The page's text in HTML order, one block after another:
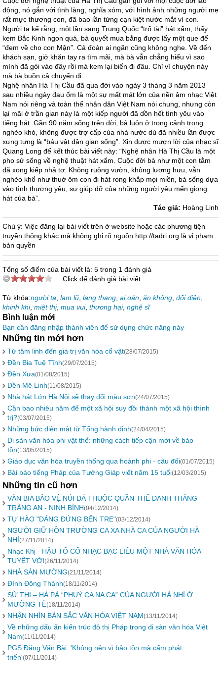
động, nó gắn với tình làng, nghĩa xóm, với hình ảnh những người mẹ
rất mực thương con, đã bao lần từng cạn kiệt nước mắt vì con.
Người ta kể rằng, một lần sang Trung Quốc “trổ tài” hát xẩm, thấy
kem Bắc Kinh ngon quá, bà quyết mua bằng được lấy một que để
“đem về cho con Mận”. Cả đoàn ai ngăn cũng không nghe. Về đến
khách sạn, giở khăn tay ra tìm mãi, mà bà vẫn chẳng hiểu vì sao
mình đã gói vào đây rồi mà kem lại biến đi đâu. Chỉ vì chuyện này
mà bà buồn cả chuyến đi...
Nghệ nhân Hà Thị Cầu đã qua đời vào ngày 3 tháng 3 năm 2013
sau nhiều ngày đau ốm là một sự mất mát lớn của nền âm nhạc Việt
Nam nói riêng và toàn thể nhân dân Việt Nam nói chung, nhưng còn
lại mãi ở trần gian này là một kiếp người đã dồn hết tình yêu vào
tiếng hát. Gần 90 năm sống trên đời, bà luôn ở trong cảnh trong
nghèo khó, không được trợ cấp của nhà nước dù đã nhiều lần được
xưng tựng là “báu vật dân gian sống”. Xin được mượn lời của nhạc sĩ
Quang Long để kết thúc bài viết này: “Nghệ nhân Hà Thị Cầu là một
pho sử sống về nghệ thuật hát xẩm. Cuộc đời bà như một con tằm
đã xong kiếp nhả tơ. Không ruộng vườn, không lương hưu, vẫn
nghèo khổ như thuở ôm con đi hát rong khắp mọi miền, bà sống dựa
vào tình thương yêu, sự giúp đỡ của những người yêu mến giọng
hát của bà”.
Tác giả: Hoàng Linh
Chú ý: Việc đăng lại bài viết trên ở website hoặc các phương tiện
truyền thông khác mà không ghi rõ nguồn http://tadri.org là vi phạm
bản quyền
Tổng số điểm của bài viết là: 5 trong 1 đánh giá
Click để đánh giá bài viết
Từ khóa:người ta lam lũ lang thang ai oán ăn không đối diện
khinh khi, miệt thị, mua vui, thương hại, nghệ sĩ
Bình luận mới
Bạn cần đăng nhập thành viên để sử dụng chức năng này
Những tin mới hơn
Từ tâm linh đến giá trị văn hóa cổ vật(28/07/2015)
Đền Bia Tuệ Tĩnh(29/07/2015)
Đền Xưa(01/08/2015)
Đền Mê Linh(11/08/2015)
Nhà hát Lớn Hà Nội sẽ thay đổi màu sơn(24/07/2015)
Cần bao nhiêu năm để một xã hội suy đồi thành một xã hội thình
trị?(03/07/2015)
Những bức điện mật từ Tổng hành dinh(24/04/2015)
Di sản văn hóa phi vật thể: những cách tiếp cận mới về bảo
tồn(13/05/2015)
Giáo dục văn hóa truyền thống qua hoành phi - câu đối(01/07/2015)
Bài báo tiếng Pháp của Tướng Giáp viết năm 15 tuổi(12/03/2015)
Những tin cũ hơn
VĂN BIA BẢO VỆ NÚI ĐÁ THUỘC QUẦN THỂ DANH THẮNG
TRÀNG AN - NINH BÌNH(04/12/2014)
TỰ HÀO "DÁNG ĐỨNG BẾN TRE"(03/12/2014)
NGƯỜI GIỮ HỒN TRƯỜNG CA XA NHÀ CA CỦA NGƯỜI HÀ
NHÌ(27/11/2014)
Nhạc Khị - HẬU TỔ CỔ NHẠC BẠC LIÊU MỘT NHÀ VĂN HÓA
TUYỆT VỜI(26/11/2014)
NHÀ SÀN MƯỜNG(21/11/2014)
Đình Đông Thành(18/11/2014)
SỬ THI – HÁ PÀ “PHUỲ CA NA CA” CỦA NGƯỜI HÀ NHÌ Ở
MƯỜNG TÈ(18/11/2014)
NHẬN NHÌN BẢN SẮC VĂN HÓA VIỆT NAM(13/11/2014)
Về những dấu ấn kiến trúc đô thị Pháp trong di sản văn hóa Việt
Nam(11/11/2014)
PGS Đặng Văn Bài: 'Không nên vì bảo tồn mà cấm phát
triển'(07/11/2014)